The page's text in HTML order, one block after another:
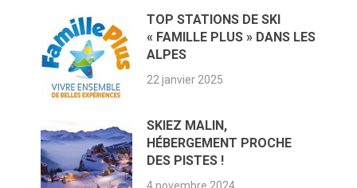
TOP STATIONS DE SKI
« FAMILLE PLUS » DANS LES
ALPES
22 janvier 2025
SKIEZ MALIN,
HÉBERGEMENT PROCHE
DES PISTES !